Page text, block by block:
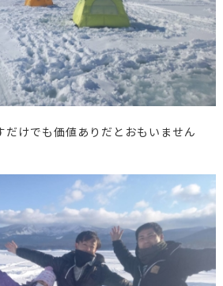
だけでも価値ありだとおもいません